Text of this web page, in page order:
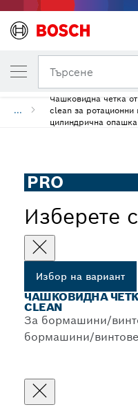
Търсене
...
Чашковидна четка
clean за ротационни
цилиндрична опашка
PRO
Изберете
Избор на вариант
ЧАШКОВИДНА ЧЕТКА
CLEAN
За бормашини/
бормашини/
ВАШИЯТ ИЗБРАН ВАРИАНТ
Чашковидна